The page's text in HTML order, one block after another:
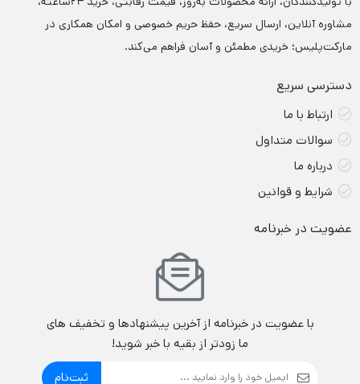
مشاوره آنلاین، ارسال سریع، حفظ حریم خصوصی و امکان همکاری در
مارکت‌پلیس؛ خریدی مطمئن و آسان فراهم می‌کند.
دسترسی سریع
ارتباط با ما
سوالات متداول
درباره ما
شرایط و قوانین
عضویت در خبرنامه
با عضویت در خبرنامه از آخرین پیشنهادها و تخفیف های
ما زودتر از بقیه با خبر شوید!
ثبت‌نام